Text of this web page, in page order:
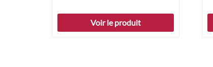
Voir le produit